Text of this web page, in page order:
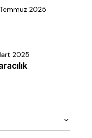
2025
2025